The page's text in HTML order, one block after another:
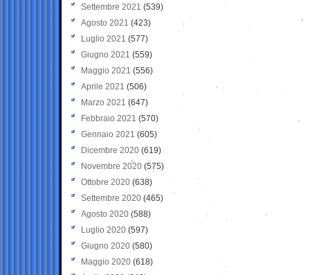
Settembre 2021 (539)
Agosto 2021 (423)
Luglio 2021 (577)
Giugno 2021(559)
Maggio 2021 (556)
Aprile 2021 (506)
Marzo 2021 (647)
Febbraio 2021 (570)
Gennaio 2021 (605)
Dicembre 2020 (619)
Novembre 2020 (575)
Ottobre 2020 (638)
Settembre 2020(465)
Agosto 2020 (588)
Luglio 2020 (597)
Giugno 2020 (580)
Maggio 2020 (618)